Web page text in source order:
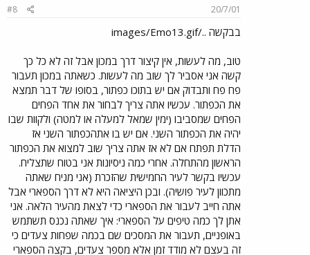
20/7/01
#8
בבקשה ../images/Emo13.gif
טוב, מה לעשות, אין קיצור דרך במכון אבל זה לא כל כך
קשה אני אסביר לך שוב מה לעשות. כשאתה במכון תעבור
פח פח ותבדוק אם יש בתוכו כפתור, בסופו של דבר תמצא
את הכפתור. עכשיו אתה צריך לבחור את אחד הפחים
הפחים שמסביבו (ימין שמאל למעלה או למטה) ולקוות שבו
יהיה את הכפתור השני. אם יש בו אתהכפתור השני אז
הדלת תפתח אם לא אז אתה צריך שוב למצוא את הכפתור
הראשון מהתחלה. אחרי כמה ניסיונות אני בטוח שתצליח.
עכשיו בקשר לעיר החמישית שהזכרת (אני מניח שאתה
מתכוון לעיר פושיה). ובכן היציאה היא לא דרך הספארי אבל
אתה חייב לעבור את הספארי כדי לצאת מהעיר הלאה. אני
אתן לך כמה טיפים על הספארי: איך שאתה נכנס תשתמש
באופניים, תעבור את המסכים שם בכמה שפחות צעדים כי
זה בעצם לא מודד זמן אלא מספר צעדים, בקצה הספארי